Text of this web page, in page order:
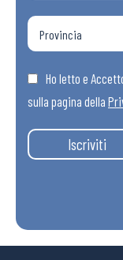
Ho letto e
sulla pagina della
Iscriviti